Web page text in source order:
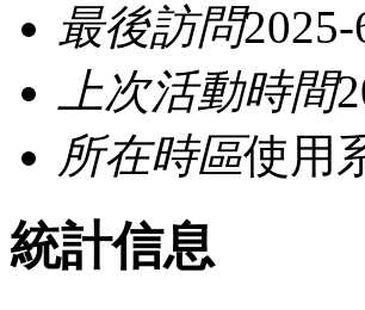
最後訪問
上次活動時間
所在時區使用
統計信息